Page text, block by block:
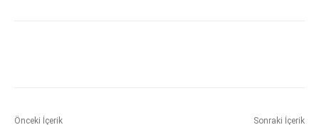
Önceki İçerik Sonraki İçerik